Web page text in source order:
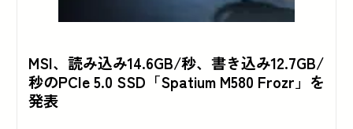
MSI、読み込み14.6GB/秒、書き込み12.7GB/
秒のPCIe 5.0 SSD「Spatium M580 Frozr」を
発表